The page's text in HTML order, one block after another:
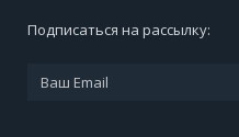
Подписаться на рассылку: